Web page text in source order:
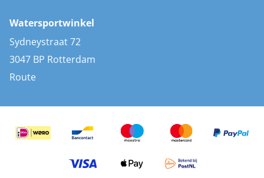
AIS transponders
Stootwillen en fenders
Bootkussens
Zwemtrappen
Watersportwinkel
Sydneystraat 72
3047 BP Rotterdam
Route